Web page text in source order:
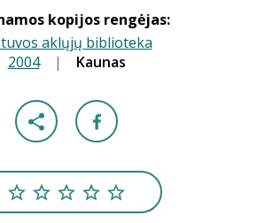
kopijos rengėjas:
aklųjų biblioteka
2004 | Kaunas